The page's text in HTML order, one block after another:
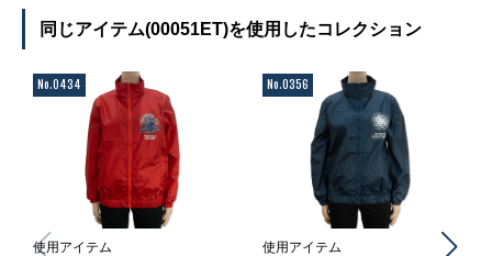
同じアイテム(00051ET)を使用したコレクション
No.0434
使用アイテム
No.0356
使用アイテム